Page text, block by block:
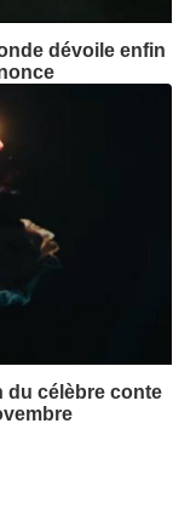
dévoile enfin
du célèbre conte